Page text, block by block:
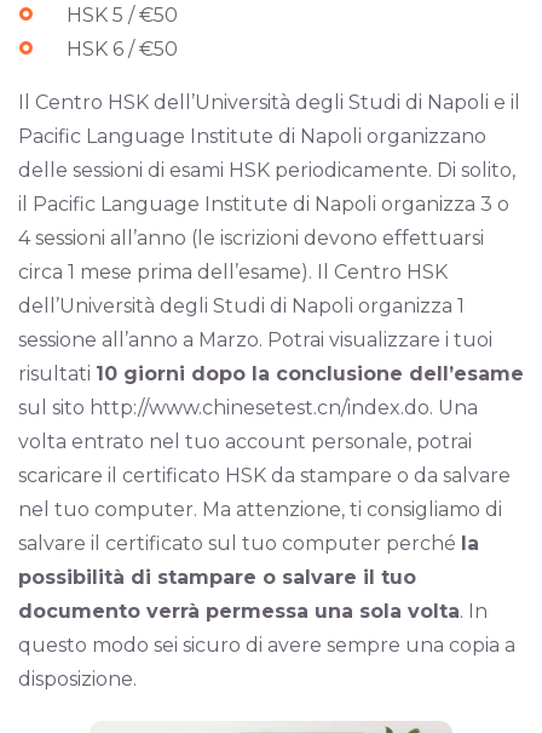
HSK 5 / €50
HSK 6 / €50
Il Centro HSK dell’Università degli Studi di Napoli e il
Pacific Language Institute di Napoli organizzano
delle sessioni di esami HSK periodicamente. Di solito,
il Pacific Language Institute di Napoli organizza 3 o
4 sessioni all’anno (le iscrizioni devono effettuarsi
circa 1 mese prima dell’esame). Il Centro HSK
dell’Università degli Studi di Napoli organizza 1
sessione all’anno a Marzo. Potrai visualizzare i tuoi
risultati 10 giorni dopo la conclusione dell’esame
sul sito http://www.chinesetest.cn/index.do. Una
volta entrato nel tuo account personale, potrai
scaricare il certificato HSK da stampare o da salvare
nel tuo computer. Ma attenzione, ti consigliamo di
salvare il certificato sul tuo computer perché la
possibilità di stampare o salvare il tuo
documento verrà permessa una sola volta. In
questo modo sei sicuro di avere sempre una copia a
disposizione.